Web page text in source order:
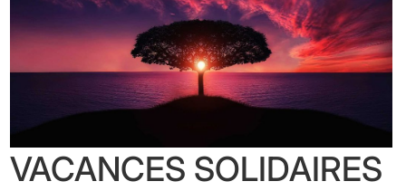
VACANCES SOLIDAIRES